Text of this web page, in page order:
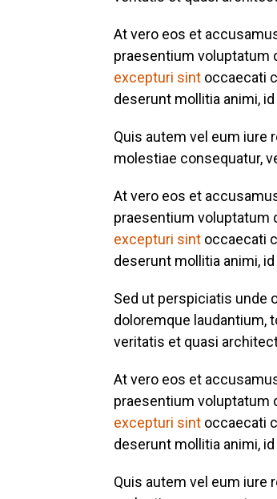
At vero eos et
praesentium voluptatum
excepturi sint occaecati
deserunt mollitia animi,
Quis autem vel eum iure
molestiae consequatur,
At vero eos et
praesentium voluptatum
excepturi sint occaecati
deserunt mollitia animi,
Sed ut perspiciatis unde
doloremque laudantium,
veritatis et quasi
At vero eos et
praesentium voluptatum
excepturi sint occaecati
deserunt mollitia animi,
Quis autem vel eum iure